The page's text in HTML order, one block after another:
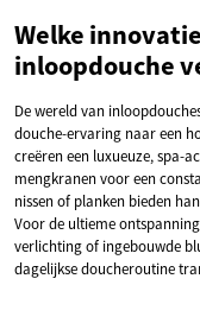
Welke
inloopdouche
De wereld van
douche-ervaring naar een
creëren een luxueuze, spa-
mengkranen voor een
nissen of planken bieden
Voor de ultieme
verlichting of ingebouwde
dagelijkse doucheroutine